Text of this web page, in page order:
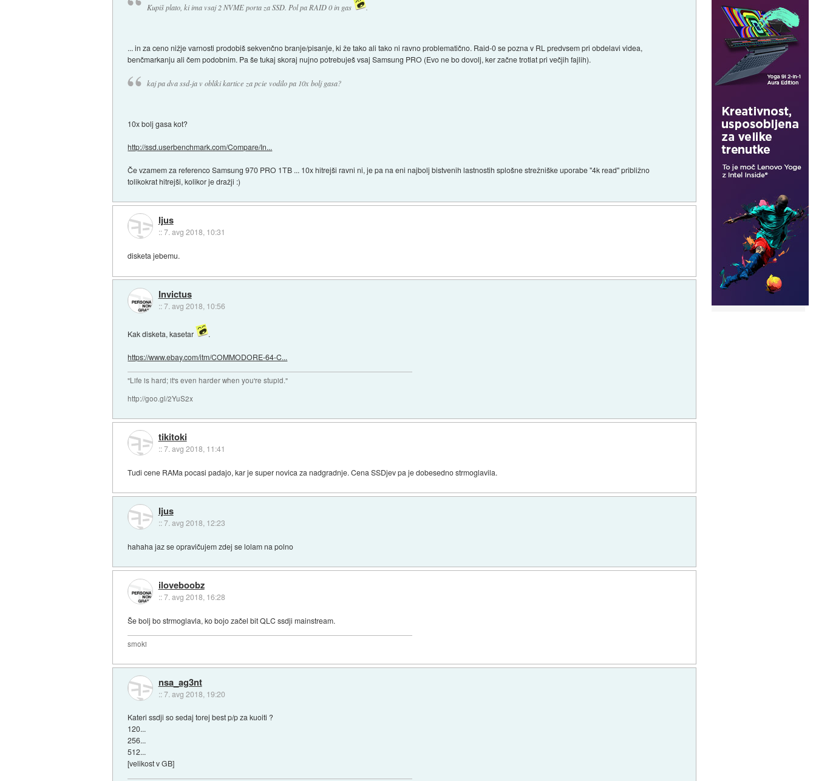
Kupiš plato, ki ima vsaj 2 NVME porta za SSD. Pol pa RAID 0 in gas .
... in za ceno nižje varnosti prodobiš sekvenčno branje/pisanje, ki že tako ali tako ni ravno problematično. Raid-0 se pozna v RL predvsem pri obdelavi videa,
benčmarkanju ali čem podobnim. Pa še tukaj skoraj nujno potrebuješ vsaj Samsung PRO (Evo ne bo dovolj, ker začne trotlat pri večjih fajlih).
kaj pa dva ssd-ja v obliki kartice za pcie vodilo pa 10x bolj gasa?
10x bolj gasa kot?
http://ssd.userbenchmark.com/Compare/In...
Če vzamem za referenco Samsung 970 PRO 1TB ... 10x hitrejši ravni ni, je pa na eni najbolj bistvenih lastnostih splošne strežniške uporabe "4k read" približno
tolikokrat hitrejši, kolikor je dražji :)
Ijus
::7. avg 2018, 10:31
disketa jebemu.
Invictus
::7. avg 2018, 10:56
Kak disketa, kasetar .
https://www.ebay.com/itm/COMMODORE-64-C...
"Life is hard; it's even harder when you're stupid."
http://goo.gl/2YuS2x
tikitoki
::7. avg 2018, 11:41
Tudi cene RAMa pocasi padajo, kar je super novica za nadgradnje. Cena SSDjev pa je dobesedno strmoglavila.
Ijus
::7. avg 2018, 12:23
hahaha jaz se opravičujem zdej se lolam na polno
iloveboobz
::7. avg 2018, 16:28
Še bolj bo strmoglavla, ko bojo začel bit QLC ssdji mainstream.
smoki
nsa_ag3nt
::7. avg 2018, 19:20
Kateri ssdji so sedaj torej best p/p za kuoiti ?
120...
256...
512...
[velikost v GB]